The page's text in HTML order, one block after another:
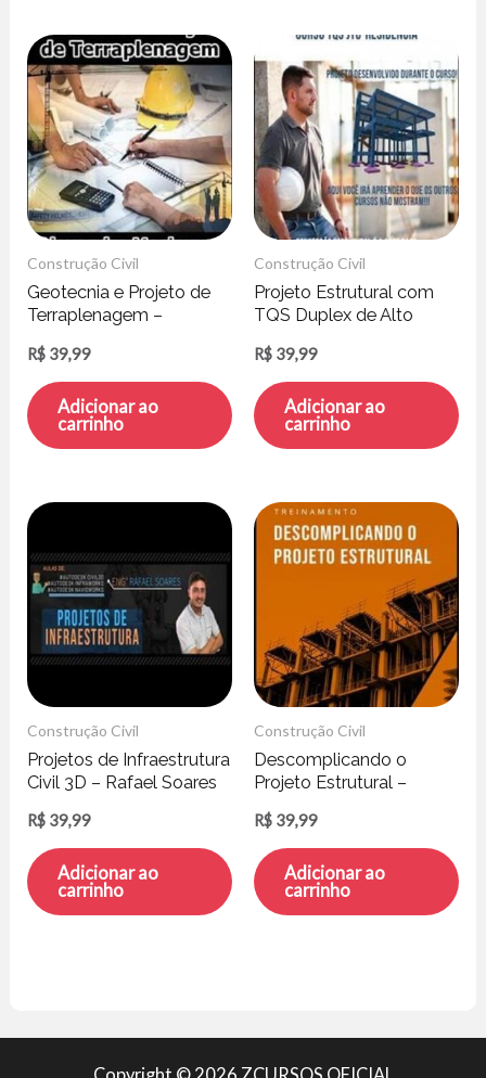
Construção Civil
Geotecnia e Projeto de
Terraplenagem –
R$ 39,99
Adicionar ao
carrinho
Construção Civil
Projeto Estrutural com
TQS Duplex de Alto
R$ 39,99
Adicionar ao
carrinho
Construção Civil
Projetos de Infraestrutura
Civil 3D – Rafael Soares
R$ 39,99
Adicionar ao
carrinho
Construção Civil
Descomplicando o
Projeto Estrutural –
R$ 39,99
Adicionar ao
carrinho